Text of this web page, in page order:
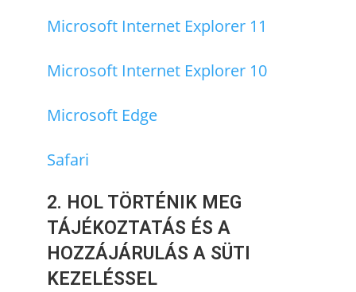
Microsoft Internet Explorer 11
Microsoft Internet Explorer 10
Microsoft Edge
Safari
2. HOL TÖRTÉNIK MEG
TÁJÉKOZTATÁS ÉS A
HOZZÁJÁRULÁS A SÜTI
KEZELÉSSEL